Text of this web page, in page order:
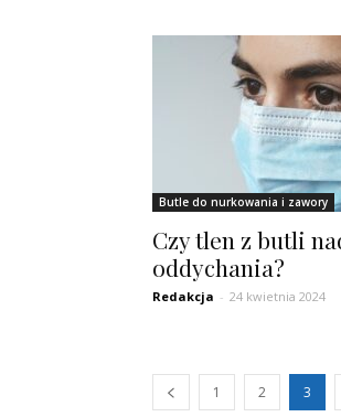
Butle do nurkowania i zawory
Czy tlen z butli
oddychania?
Redakcja - 24 kwietnia 2024
1 2 3